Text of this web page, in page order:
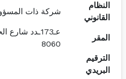
النظام
القانوني
شركة ذات
المقر
عـ173ـدد
8060
الترقيم
البريدي